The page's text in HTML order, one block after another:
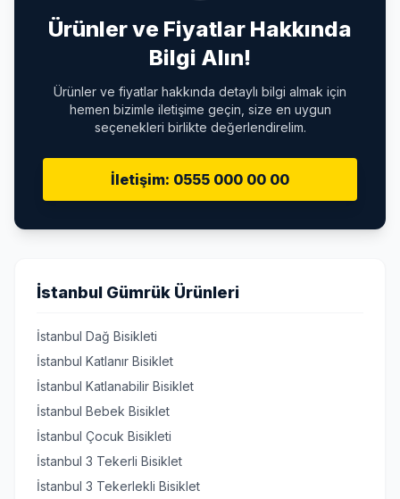
Ürünler ve Fiyatlar Hakkında
Bilgi Alın!
Ürünler ve fiyatlar hakkında detaylı bilgi almak için
hemen bizimle iletişime geçin, size en uygun
seçenekleri birlikte değerlendirelim.
İletişim: 0555 000 00 00
İstanbul Gümrük Ürünleri
İstanbul Dağ Bisikleti
İstanbul Katlanır Bisiklet
İstanbul Katlanabilir Bisiklet
İstanbul Bebek Bisiklet
İstanbul Çocuk Bisikleti
İstanbul 3 Tekerli Bisiklet
İstanbul 3 Tekerlekli Bisiklet